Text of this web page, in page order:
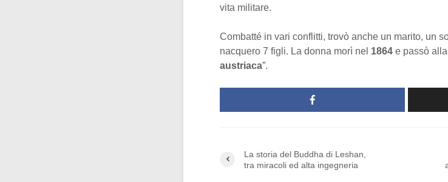
vita militare.
Combatté in vari conflitti, trovò anche un marito, un
nacquero 7 figli. La donna morì nel 1864 e passò
austriaca”.
La storia del Buddha di Leshan,
tra miracoli ed alta ingegneria